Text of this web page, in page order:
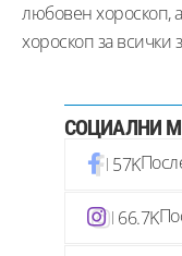
любовен хороскоп,
хороскоп за всички
СОЦИАЛНИ
57K
66.7K